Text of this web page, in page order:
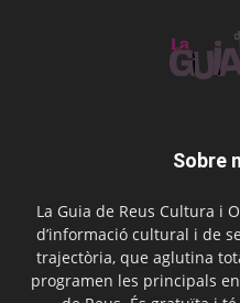
Sobre
La Guia de Reus Cultura i
d’informació cultural i de
trajectòria, que aglutina
programen les principals